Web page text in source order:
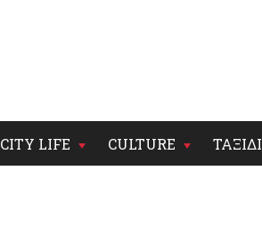
CITY LIFE CULTURE ΤΑΞΙΔΙ